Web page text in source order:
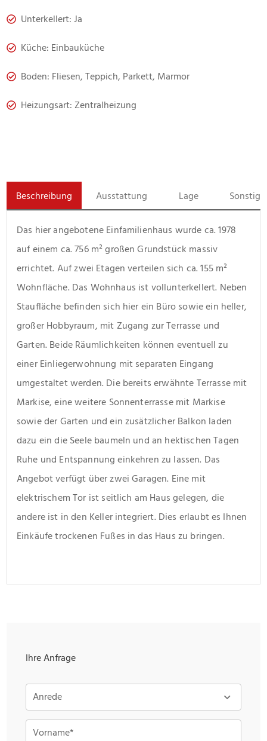
Unterkellert: Ja
Küche: Einbauküche
Boden: Fliesen, Teppich, Parkett, Marmor
Heizungsart: Zentralheizung
Beschreibung Ausstattung Lage
Das hier angebotene Einfamilienhaus wurde ca. 1978
auf einem ca. 756 m² großen Grundstück massiv
errichtet. Auf zwei Etagen verteilen sich ca. 155 m²
Wohnfläche. Das Wohnhaus ist vollunterkellert. Neben
Staufläche befinden sich hier ein Büro sowie ein heller,
großer Hobbyraum, mit Zugang zur Terrasse und
Garten. Beide Räumlichkeiten können eventuell zu
einer Einliegerwohnung mit separaten Eingang
umgestaltet werden. Die bereits erwähnte Terrasse mit
Markise, eine weitere Sonnenterrasse mit Markise
sowie der Garten und ein zusätzlicher Balkon laden
dazu ein die Seele baumeln und an hektischen Tagen
Ruhe und Entspannung einkehren zu lassen. Das
Angebot verfügt über zwei Garagen. Eine mit
elektrischem Tor ist seitlich am Haus gelegen, die
andere ist in den Keller integriert. Dies erlaubt es Ihnen
Einkäufe trockenen Fußes in das Haus zu bringen.
Ihre Anfrage
Anrede
Vorname*